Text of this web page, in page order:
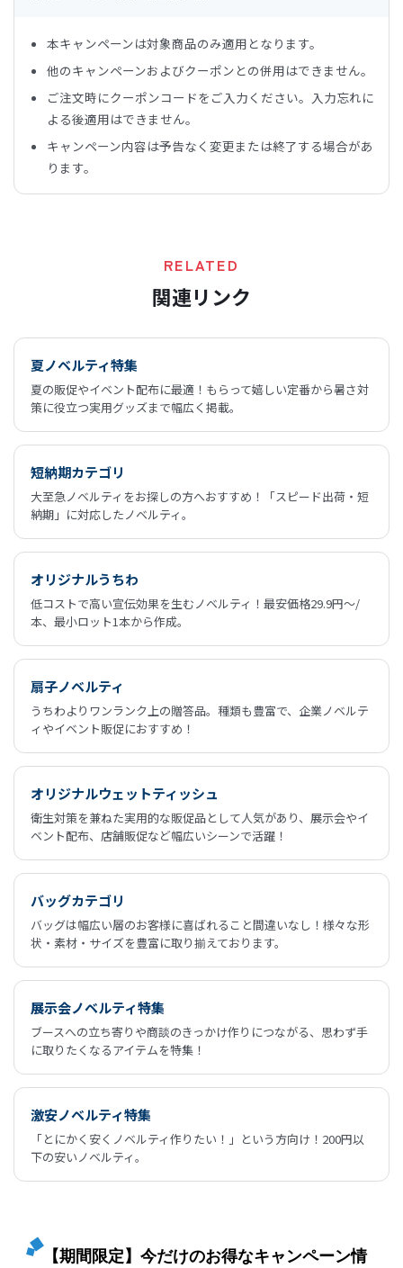
本キャンペーンは対象商品のみ適用となります。
他のキャンペーンおよびクーポンとの併用はできません。
ご注文時にクーポンコードをご入力ください。入力忘れに
よる後適用はできません。
キャンペーン内容は予告なく変更または終了する場合があ
ります。
RELATED
関連リンク
夏ノベルティ特集
夏の販促やイベント配布に最適！もらって嬉しい定番から暑さ対
策に役立つ実用グッズまで幅広く掲載。
短納期カテゴリ
大至急ノベルティをお探しの方へおすすめ！「スピード出荷・短
納期」に対応したノベルティ。
オリジナルうちわ
低コストで高い宣伝効果を生むノベルティ！最安価格29.9円～/
本、最小ロット1本から作成。
扇子ノベルティ
うちわよりワンランク上の贈答品。種類も豊富で、企業ノベルテ
ィやイベント販促におすすめ！
オリジナルウェットティッシュ
衛生対策を兼ねた実用的な販促品として人気があり、展示会やイ
ベント配布、店舗販促など幅広いシーンで活躍！
バッグカテゴリ
バッグは幅広い層のお客様に喜ばれること間違いなし！様々な形
状・素材・サイズを豊富に取り揃えております。
展示会ノベルティ特集
ブースへの立ち寄りや商談のきっかけ作りにつながる、思わず手
に取りたくなるアイテムを特集！
激安ノベルティ特集
「とにかく安くノベルティ作りたい！」という方向け！200円以
下の安いノベルティ。
【期間限定】今だけのお得なキャンペーン情